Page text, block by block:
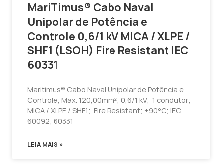
MariTimus® Cabo Naval
Unipolar de Potência e
Controle 0,6/1 kV MICA / XLPE /
SHF1 (LSOH) Fire Resistant IEC
60331
Maritimus® Cabo Naval Unipolar de Potência e
Controle; Max. 120,00mm²; 0,6/1 kV; 1 condutor;
MICA / XLPE / SHF1; Fire Resistant; +90°C; IEC
60092; 60331
LEIA MAIS »